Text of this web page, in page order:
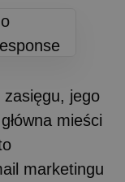
jego
mieści
marketingu